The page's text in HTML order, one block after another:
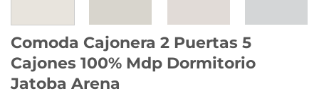
Comoda Cajonera 2 Puertas 5
Cajones 100% Mdp Dormitorio
Jatoba Arena